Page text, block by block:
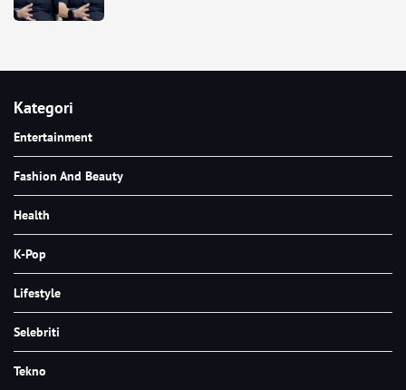
Kategori
Entertainment
Fashion And Beauty
Health
K-Pop
Lifestyle
Selebriti
Tekno